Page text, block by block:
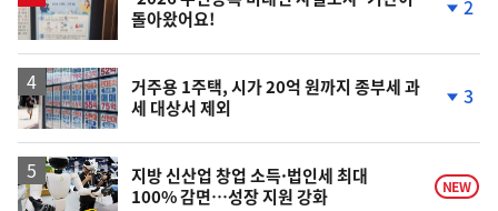
돌아왔어요!
하
2
거주용 1주택, 시가 20억 원까지 종부세 과
세 대상서 제외
하
락
3
지방 신산업 창업 소득·법인세 최대
100% 감면…성장 지원 강화
NEW